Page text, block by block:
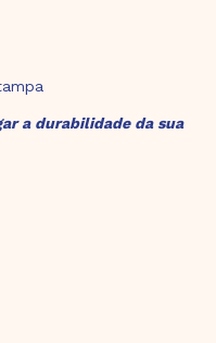
a durabilidade da sua